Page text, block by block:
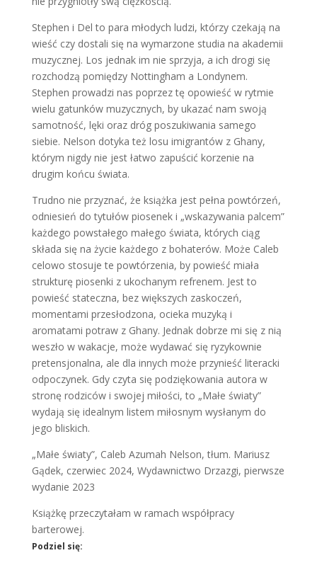
Stephen i Del to para młodych ludzi, którzy czekają na
wieść czy dostali się na wymarzone studia na akademii
muzycznej. Los jednak im nie sprzyja, a ich drogi się
rozchodzą pomiędzy Nottingham a Londynem.
Stephen prowadzi nas poprzez tę opowieść w rytmie
wielu gatunków muzycznych, by ukazać nam swoją
samotność, lęki oraz dróg poszukiwania samego
siebie. Nelson dotyka też losu imigrantów z Ghany,
którym nigdy nie jest łatwo zapuścić korzenie na
drugim końcu świata.
Trudno nie przyznać, że książka jest pełna powtórzeń,
odniesień do tytułów piosenek i „wskazywania palcem”
każdego powstałego małego świata, których ciąg
składa się na życie każdego z bohaterów. Może Caleb
celowo stosuje te powtórzenia, by powieść miała
strukturę piosenki z ukochanym refrenem. Jest to
powieść stateczna, bez większych zaskoczeń,
momentami przesłodzona, ocieka muzyką i
aromatami potraw z Ghany. Jednak dobrze mi się z nią
weszło w wakacje, może wydawać się ryzykownie
pretensjonalna, ale dla innych może przynieść literacki
odpoczynek. Gdy czyta się podziękowania autora w
stronę rodziców i swojej miłości, to „Małe światy”
wydają się idealnym listem miłosnym wysłanym do
jego bliskich.
„Małe światy”, Caleb Azumah Nelson, tłum. Mariusz
Gądek, czerwiec 2024, Wydawnictwo Drzazgi, pierwsze
wydanie 2023
Książkę przeczytałam w ramach współpracy
barterowej.
Podziel się: